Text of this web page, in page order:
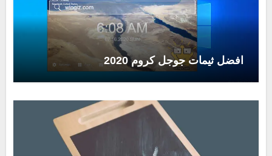
افضل ثيمات جوجل كروم 2020